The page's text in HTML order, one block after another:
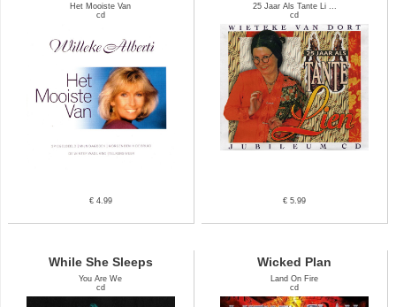
Het Mooiste Van
cd
€ 4.99
25 Jaar Als Tante Li ...
cd
€ 5.99
While She Sleeps
You Are We
cd
Wicked Plan
Land On Fire
cd